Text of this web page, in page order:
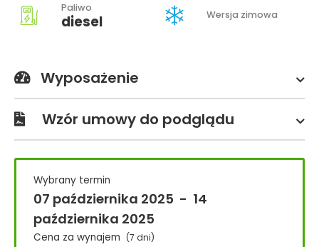
Paliwo
diesel Wersja zimowa
Wyposażenie
Wzór umowy do podglądu
Wybrany termin
07 października 2025 - 14
października 2025
Cena za wynajem (7 dni)